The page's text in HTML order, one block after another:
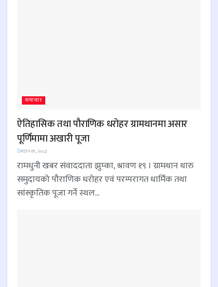
समाचार
ऐतिहासिक तथा पौराणिक धरोहर ग्रामथानमा असार
पूर्णिमामा अखारी पूजा
साउन १९, २०८३
रामधुनी खबर संवाददाता झुम्का, श्रावण १९ । ग्रामथान थारु
समुदायको पौराणिक धरोहर एवं परम्परागत धार्मिक तथा
सांस्कृतिक पूजा गर्ने स्थल...